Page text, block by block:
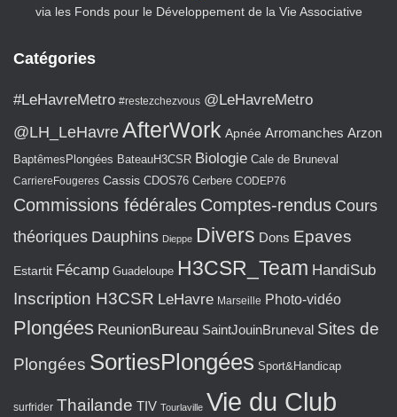
via les Fonds pour le Développement de la Vie Associative
Catégories
#LeHavreMetro #restezchezvous @LeHavreMetro
@LH_LeHavre AfterWork Apnée Arromanches Arzon
BaptêmesPlongées BateauH3CSR Biologie Cale de Bruneval
CarriereFougeres Cassis CDOS76 Cerbere CODEP76
Commissions fédérales Comptes-rendus Cours
théoriques Dauphins Dieppe Divers Dons Epaves
Estartit Fécamp Guadeloupe H3CSR_Team HandiSub
Inscription H3CSR LeHavre Marseille Photo-vidéo
Plongées ReunionBureau SaintJouinBruneval Sites de
Plongées SortiesPlongées Sport&Handicap
surfrider Thailande TIV Tourlaville Vie du Club